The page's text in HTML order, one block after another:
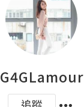
G4GLamour
追蹤